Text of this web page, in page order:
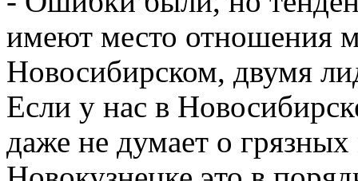
имеют место отношения
Новосибирском, двумя
Если у нас в
даже не думает о